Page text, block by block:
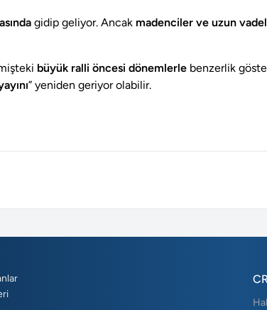
gidip geliyor. Ancak madenciler ve uzun
büyük ralli öncesi dönemlerle benzerlik
” yeniden geriyor olabilir.